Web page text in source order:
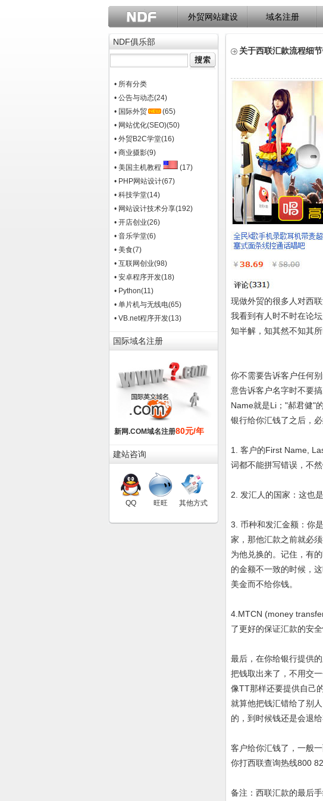
外贸网站建设 域名注册
关于西联汇款流程细
现做外贸的很多人对西
我看到有人时不时在论
知半解，知其然不知其所
你不需要告诉客户任何
意告诉客户名字时不要
Name就是Li；"郝君健"
银行给你汇钱了之后，
1. 客户的First Name,
词都不能拼写错误，不然
2. 发汇人的国家：这也
3. 币种和发汇金额：你
家，那他汇款之前就必
为他兑换的。记住，有
的金额不一致的时候，
美金而不给你钱。
4.MTCN (money
了更好的保证汇款的安全
最后，在你给银行提供
把钱取出来了，不用交
像TT那样还要提供自己
就算他把钱汇错给了别
的，到时候钱还是会退
客户给你汇钱了，一般
你打西联查询热线800
备注：西联汇款的最后
NDF俱乐部
• 所有分类
• 公告与动态(24)
• 国际外贸
(65)
• 网站优化(SEO)(50)
• 外贸B2C学堂(16)
• 商业摄影(9)
• 美国主机教程
(17)
• PHP网站设计(67)
• 科技学堂(14)
• 网站设计技术分享(192)
• 开店创业(26)
• 音乐学堂(6)
• 美食(7)
• 互联网创业(98)
• 安卓程序开发(18)
• Python(11)
• 单片机与无线电(65)
• VB.net程序开发(13)
国际域名注册
新网.COM域名注册80元/年
建站咨询
QQ 旺旺 其他方式